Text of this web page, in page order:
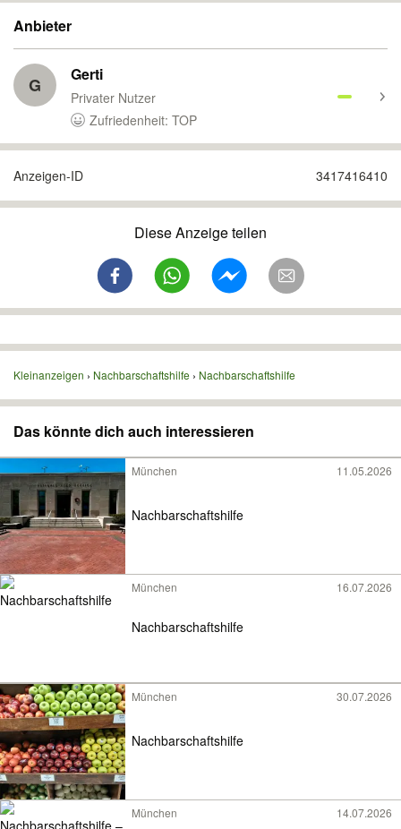
Anbieter
G Gerti
Privater Nutzer
Zufriedenheit: TOP
Anzeigen-ID 3417416410
Diese Anzeige teilen
Kleinanzeigen Nachbarschaftshilfe Nachbarschaftshilfe
Das könnte dich auch interessieren
München 11.05.2026
Nachbarschaftshilfe
München 16.07.2026
Nachbarschaftshilfe
München 30.07.2026
Nachbarschaftshilfe
München 14.07.2026